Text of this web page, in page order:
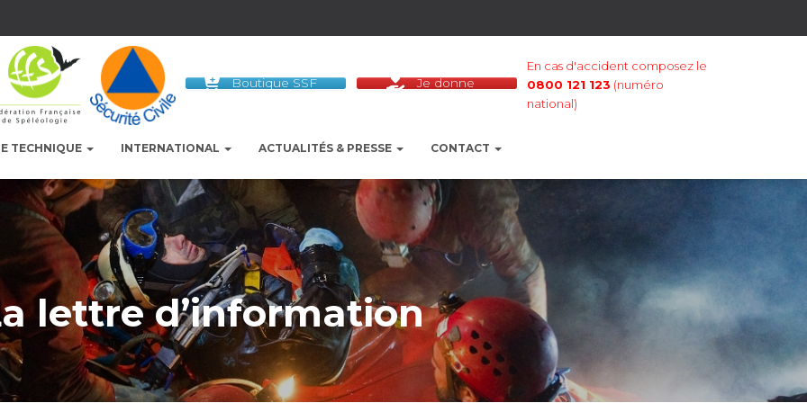
Boutique SSF Je donne
En cas d'accident composez le
0800 121 123 (numéro
national)
TECHNIQUE INTERNATIONAL ACTUALITÉS & PRESSE CONTACT
lettre d’information